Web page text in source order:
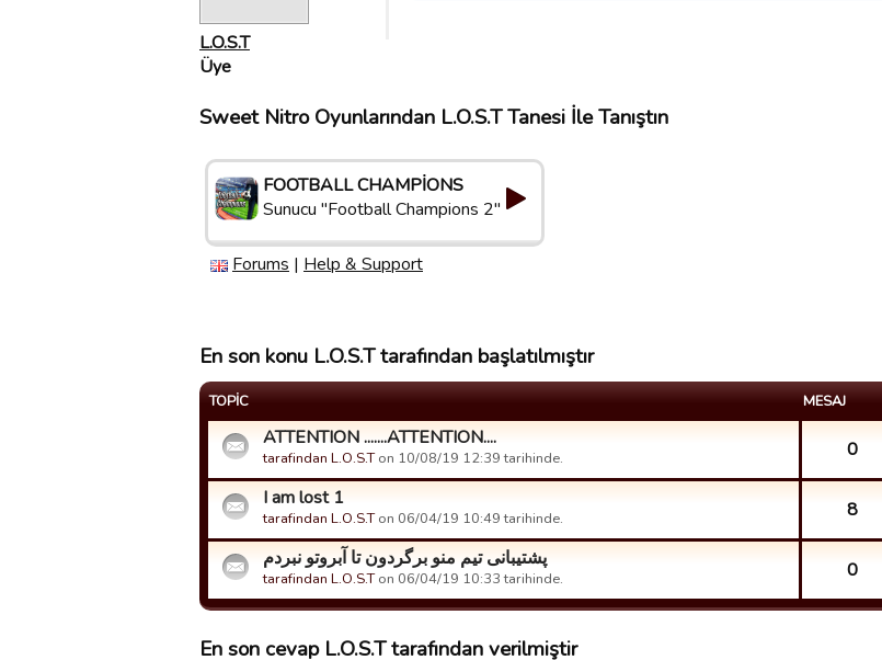
L.O.S.T
Üye
Sweet Nitro Oyunlarından L.O.S.T Tanesi İle Tanıştın
FOOTBALL CHAMPIONS
Sunucu "Football Champions 2"
Forums | Help & Support
En son konu L.O.S.T tarafından başlatılmıştır
TOPIC MESAJ
ATTENTION .......ATTENTION....
tarafindan L.O.S.Ton 10/08/19 12:39 tarihinde. 0
I am lost 1
tarafindan L.O.S.Ton 06/04/19 10:49 tarihinde. 8
پشتیبانی تیم منو برگردون تا آبروتو نبردم
tarafindan L.O.S.Ton 06/04/19 10:33 tarihinde. 0
En son cevap L.O.S.T tarafından verilmiştir